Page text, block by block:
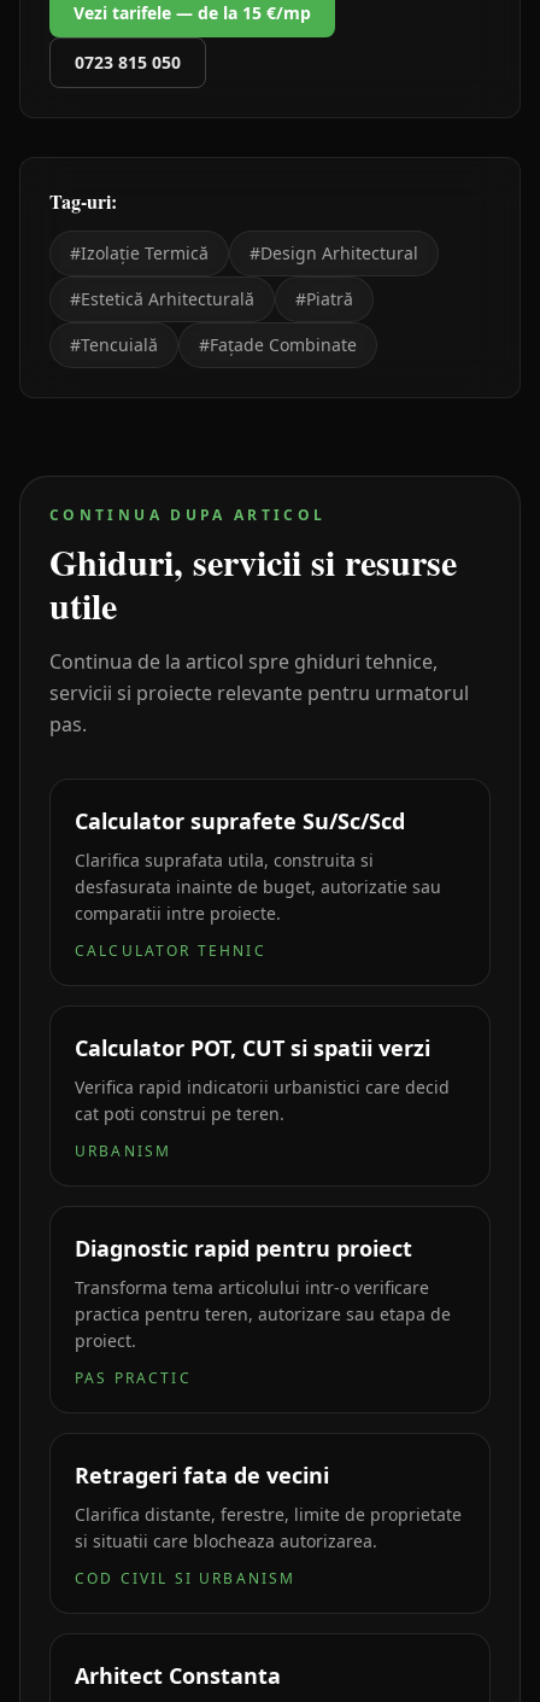
Vezi tarifele — de la 15 €/mp
0723 815 050
Tag-uri:
#Izolație Termică #Design Arhitectural
#Estetică Arhitecturală #Piatră
#Tencuială #Fațade Combinate
CONTINUA DUPA ARTICOL
Ghiduri, servicii si resurse
utile
Continua de la articol spre ghiduri tehnice,
servicii si proiecte relevante pentru urmatorul
pas.
Calculator suprafete Su/Sc/Scd
Clarifica suprafata utila, construita si
desfasurata inainte de buget, autorizatie sau
comparatii intre proiecte.
CALCULATOR TEHNIC
Calculator POT, CUT si spatii verzi
Verifica rapid indicatorii urbanistici care decid
cat poti construi pe teren.
URBANISM
Diagnostic rapid pentru proiect
Transforma tema articolului intr-o verificare
practica pentru teren, autorizare sau etapa de
proiect.
PAS PRACTIC
Retrageri fata de vecini
Clarifica distante, ferestre, limite de proprietate
si situatii care blocheaza autorizarea.
COD CIVIL SI URBANISM
Arhitect Constanta